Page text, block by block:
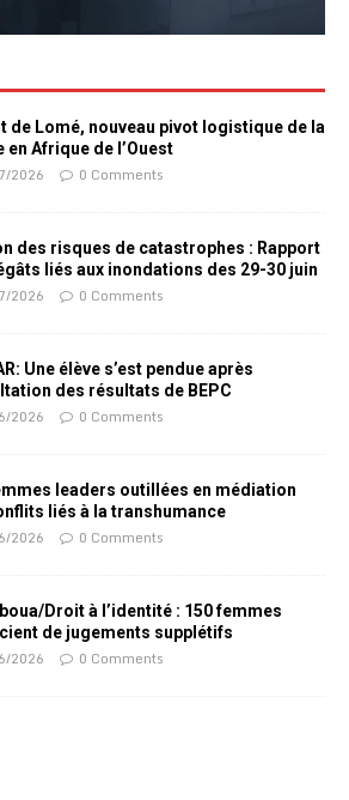
de Lomé, nouveau pivot logistique de la
en Afrique de l’Ouest
2026 0 Comments
des risques de catastrophes : Rapport
liés aux inondations des 29-30 juin
2026 0 Comments
Une élève s’est pendue après
des résultats de BEPC
2026 0 Comments
leaders outillées en médiation
liés à la transhumance
2026 0 Comments
Droit à l’identité : 150 femmes
de jugements supplétifs
2026 0 Comments